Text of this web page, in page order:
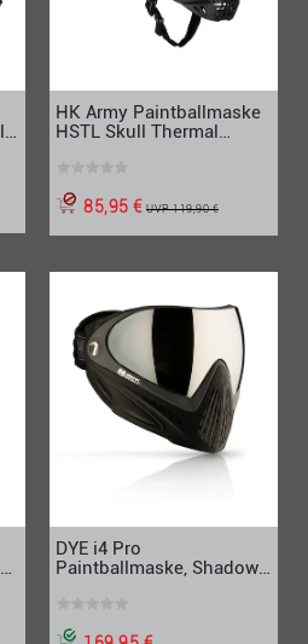
HK Army Paintballmaske
HSTL Skull Thermal
85,95 € UVP 119,90 €
DYE i4 Pro
Paintballmaske, Shadow,